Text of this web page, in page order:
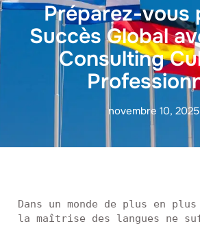
Préparez-vous
Succès Global
Consulting
novembre 10, 2025
Dans un monde de plus en
la maîtrise des langues ne